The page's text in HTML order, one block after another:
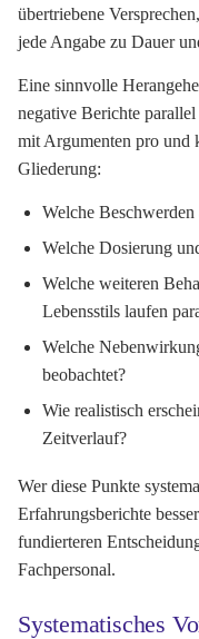
übertriebene
jede Angabe zu Dauer
Eine sinnvolle
negative Berichte
mit Argumenten pro und
Gliederung:
Welche
Welche Dosierung
Welche weiteren
Lebensstils laufen
Welche
beobachtet?
Wie realistisch
Zeitverlauf?
Wer diese Punkte
Erfahrungsberichte
fundierteren
Fachpersonal.
Systematisches